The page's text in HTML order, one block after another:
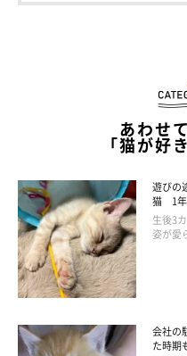
あわせ
「猫が好
遊びの
猫 1年
生後3
姿が愛
会社の
た時